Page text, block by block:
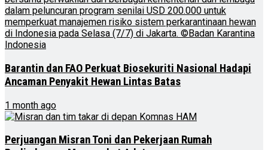
Barantin dan FAO Perkuat Biosekuriti Nasional Hadapi
Ancaman Penyakit Hewan Lintas Batas
1 month ago
Perjuangan Misran Toni dan Pekerjaan Rumah